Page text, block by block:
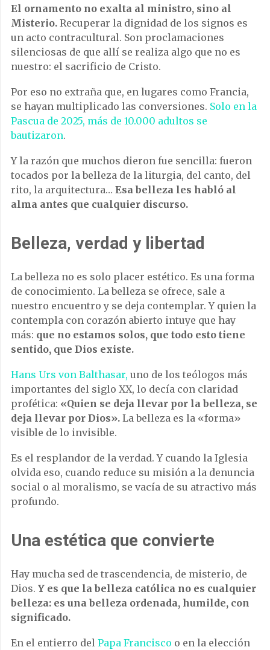
El ornamento no exalta al ministro, sino al
Misterio. Recuperar la dignidad de los signos es
un acto contracultural. Son proclamaciones
silenciosas de que allí se realiza algo que no es
nuestro: el sacrificio de Cristo.
Por eso no extraña que, en lugares como Francia,
se hayan multiplicado las conversiones. Solo en la
Pascua de 2025, más de 10.000 adultos se
bautizaron.
Y la razón que muchos dieron fue sencilla: fueron
tocados por la belleza de la liturgia, del canto, del
rito, la arquitectura… Esa belleza les habló al
alma antes que cualquier discurso.
Belleza, verdad y libertad
La belleza no es solo placer estético. Es una forma
de conocimiento. La belleza se ofrece, sale a
nuestro encuentro y se deja contemplar. Y quien la
contempla con corazón abierto intuye que hay
más: que no estamos solos, que todo esto tiene
sentido, que Dios existe.
Hans Urs von Balthasar, uno de los teólogos más
importantes del siglo XX, lo decía con claridad
profética: «Quien se deja llevar por la belleza, se
deja llevar por Dios». La belleza es la «forma»
visible de lo invisible.
Es el resplandor de la verdad. Y cuando la Iglesia
olvida eso, cuando reduce su misión a la denuncia
social o al moralismo, se vacía de su atractivo más
profundo.
Una estética que convierte
Hay mucha sed de trascendencia, de misterio, de
Dios. Y es que la belleza católica no es cualquier
belleza: es una belleza ordenada, humilde, con
significado.
En el entierro del Papa Francisco o en la elección